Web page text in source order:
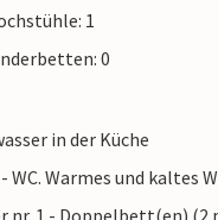
1
0
in der Küche
WC. Warmes und kaltes